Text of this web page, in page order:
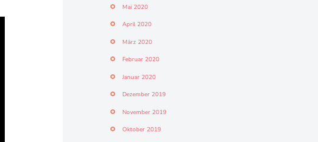
Mai 2020
April 2020
März 2020
Februar 2020
Januar 2020
Dezember 2019
November 2019
Oktober 2019